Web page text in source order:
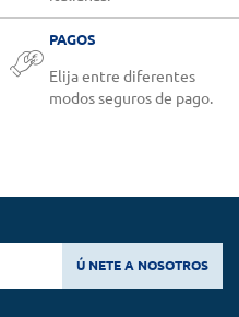
PAGOS
Elija entre diferentes
modos seguros de pago.
Ú NETE A NOSOTROS